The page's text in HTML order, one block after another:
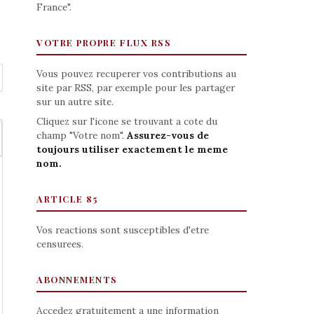
France".
VOTRE PROPRE FLUX RSS
Vous pouvez recuperer vos contributions au
site par RSS, par exemple pour les partager
sur un autre site.
Cliquez sur l'icone se trouvant a cote du
champ "Votre nom". Assurez-vous de
toujours utiliser exactement le meme
nom.
ARTICLE 85
Vos reactions sont susceptibles d'etre
censurees.
ABONNEMENTS
Accedez gratuitement a une information